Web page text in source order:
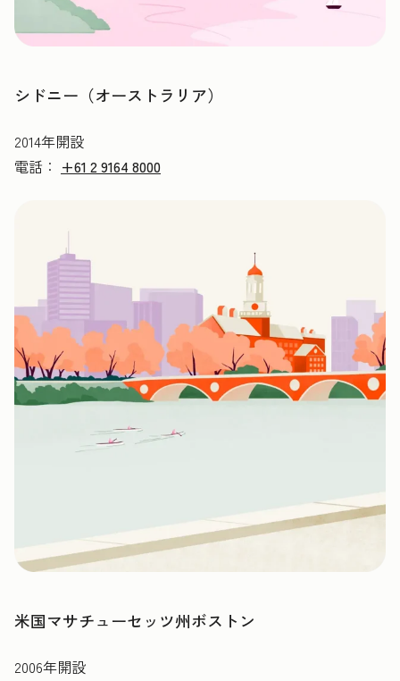
シドニー（オーストラリア）
2014年開設
電話： +61 2 9164 8000
米国マサチューセッツ州ボストン
2006年開設